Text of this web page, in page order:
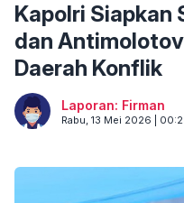
Kapolri Siapkan
dan
Daerah Konflik
Laporan: Firman
Rabu, 13 Mei 2026 |